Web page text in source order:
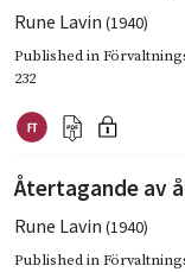
Rune Lavin (1940)
Published in
232
Återtagande av
Rune Lavin (1940)
Published in